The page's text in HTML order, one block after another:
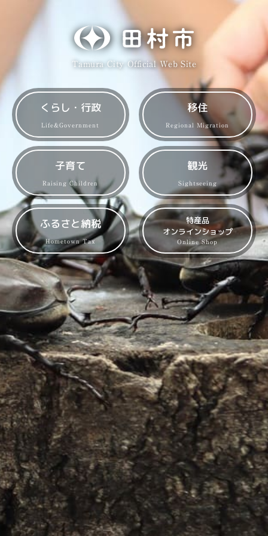
Tamura City Official Web Site
くらし・行政
Life&Government
移住
Regional Migration
子育て
Raising Children
観光
Sightseeing
ふるさと納税
Hometown Tax
特産品
オンラインショップ
Online Shop